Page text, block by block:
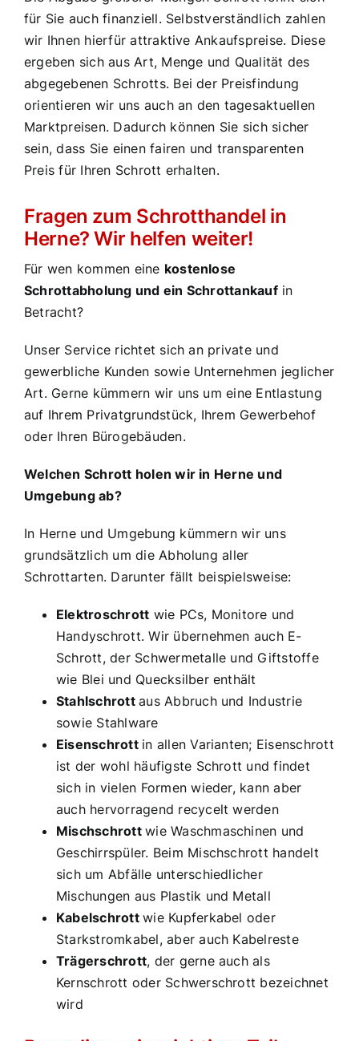
für Sie auch finanziell. Selbstverständlich zahlen
wir Ihnen hierfür attraktive Ankaufspreise. Diese
ergeben sich aus Art, Menge und Qualität des
abgegebenen Schrotts. Bei der Preisfindung
orientieren wir uns auch an den tagesaktuellen
Marktpreisen. Dadurch können Sie sich sicher
sein, dass Sie einen fairen und transparenten
Preis für Ihren Schrott erhalten.
Fragen zum Schrotthandel in
Herne? Wir helfen weiter!
Für wen kommen eine kostenlose
Schrottabholung und ein Schrottankaufin
Betracht?
Unser Service richtet sich an private und
gewerbliche Kunden sowie Unternehmen jeglicher
Art. Gerne kümmern wir uns um eine Entlastung
auf Ihrem Privatgrundstück, Ihrem Gewerbehof
oder Ihren Bürogebäuden.
Welchen Schrott holen wir in Herne und
Umgebung ab?
In Herne und Umgebung kümmern wir uns
grundsätzlich um die Abholung aller
Schrottarten. Darunter fällt beispielsweise:
Elektroschrott wie PCs, Monitore und
Handyschrott. Wir übernehmen auch E-
Schrott, der Schwermetalle und Giftstoffe
wie Blei und Quecksilber enthält
Stahlschrottaus Abbruch und Industrie
sowie Stahlware
Eisenschrott in allen Varianten; Eisenschrott
ist der wohl häufigste Schrott und findet
sich in vielen Formen wieder, kann aber
auch hervorragend recycelt werden
Mischschrottwie Waschmaschinen und
Geschirrspüler. Beim Mischschrott handelt
sich um Abfälle unterschiedlicher
Mischungen aus Plastik und Metall
Kabelschrottwie Kupferkabel oder
Starkstromkabel, aber auch Kabelreste
Trägerschrott, der gerne auch als
Kernschrott oder Schwerschrott bezeichnet
wird